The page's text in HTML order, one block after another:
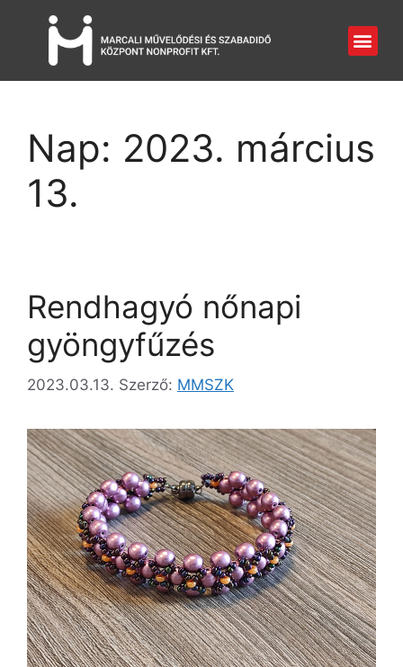
Nap: 2023. március
13.
Rendhagyó nőnapi
gyöngyfűzés
2023.03.13. Szerző: MMSZK